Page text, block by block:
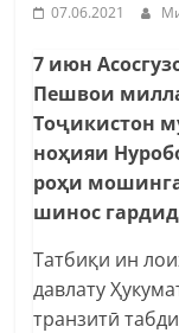
07.06.2021
7 июн
Пешвои
Тоҷикистон
ноҳияи
роҳи
шинос
Татбиқи ин
давлату
транзитӣ